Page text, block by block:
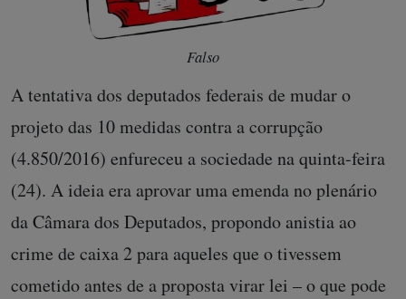
Falso
A tentativa dos deputados federais de mudar o
projeto das 10 medidas contra a corrupção
(4.850/2016) enfureceu a sociedade na quinta-feira
(24). A ideia era aprovar uma emenda no plenário
da Câmara dos Deputados, propondo anistia ao
crime de caixa 2 para aqueles que o tivessem
cometido antes de a proposta virar lei – o que pode